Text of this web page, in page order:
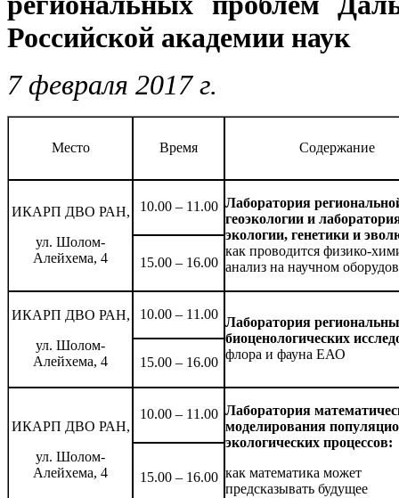
Российской академии наук
7 февраля 2017 г.
Место Время Содержание
ИКАРП ДВО РАН,
ул. Шолом-
Алейхема, 4
10.00 – 11.00 Лаборатория
геоэкологии и
экологии, генетики и
как проводится физико-
анализ на научном
15.00 – 16.00
ИКАРП ДВО РАН,
ул. Шолом-
Алейхема, 4
10.00 – 11.00
Лаборатория
биоценологических
флора и фауна ЕАО
15.00 – 16.00
ИКАРП ДВО РАН,
ул. Шолом-
Алейхема, 4
10.00 – 11.00 Лаборатория
моделирования
экологических процессов:
как математика может
предсказывать будущее
15.00 – 16.00